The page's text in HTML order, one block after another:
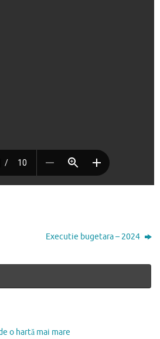
Executie bugetara – 2024